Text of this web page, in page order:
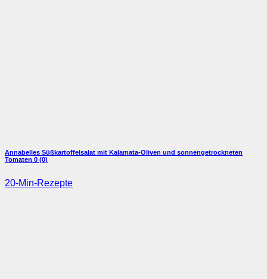
Annabelles Süßkartoffelsalat mit Kalamata-Oliven und sonnengetrockneten
Tomaten 0 (0)
20-Min-Rezepte